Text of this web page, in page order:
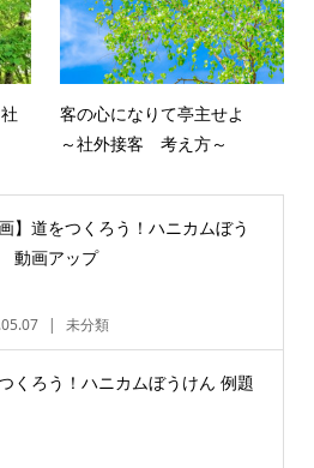
客の心になりて亭主せよ
～社外接客 考え方～
画】道をつくろう！ハニカムぼう
動画アップ
未分類
くろう！ハニカムぼうけん 例題